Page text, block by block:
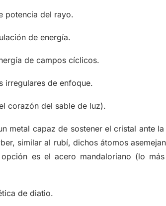
potencia del rayo.
de energía.
de campos cíclicos.
irregulares de enfoque.
corazón del sable de luz).
metal capaz de sostener el cristal ante
similar al rubí, dichos átomos
es el acero mandaloriano (lo
de diatio.